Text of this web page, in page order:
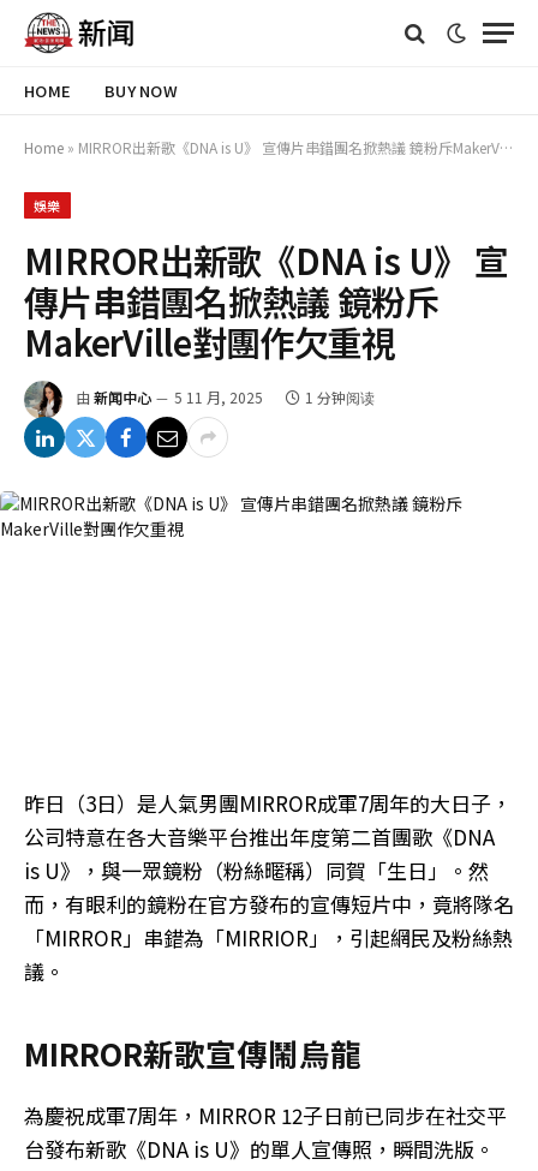
HOME BUY NOW
Home » MIRROR出新歌《DNA is U》 宣傳片串錯團名掀熱議 鏡粉斥MakerVille對團作欠重視
娛樂
MIRROR出新歌《DNA is U》 宣
傳片串錯團名掀熱議 鏡粉斥
MakerVille對團作欠重視
由 新闻中心 5 11 月, 2025 1 分钟阅读
昨日（3日）是人氣男團MIRROR成軍7周年的大日子，
公司特意在各大音樂平台推出年度第二首團歌《DNA
is U》，與一眾鏡粉（粉絲暱稱）同賀「生日」。然
而，有眼利的鏡粉在官方發布的宣傳短片中，竟將隊名
「MIRROR」串錯為「MIRRIOR」，引起網民及粉絲熱
議。
MIRROR新歌宣傳鬧烏龍
為慶祝成軍7周年，MIRROR 12子日前已同步在社交平
台發布新歌《DNA is U》的單人宣傳照，瞬間洗版。